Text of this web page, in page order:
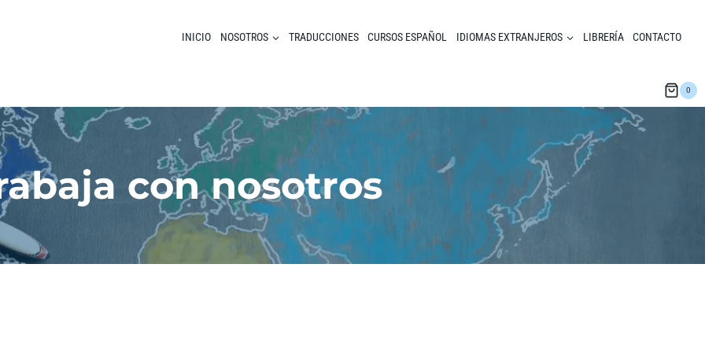
INICIO NOSOTROS TRADUCCIONES CURSOS ESPAÑOL IDIOMAS EXTRANJEROS LIBRERÍA CONTACTO
0
con nosotros